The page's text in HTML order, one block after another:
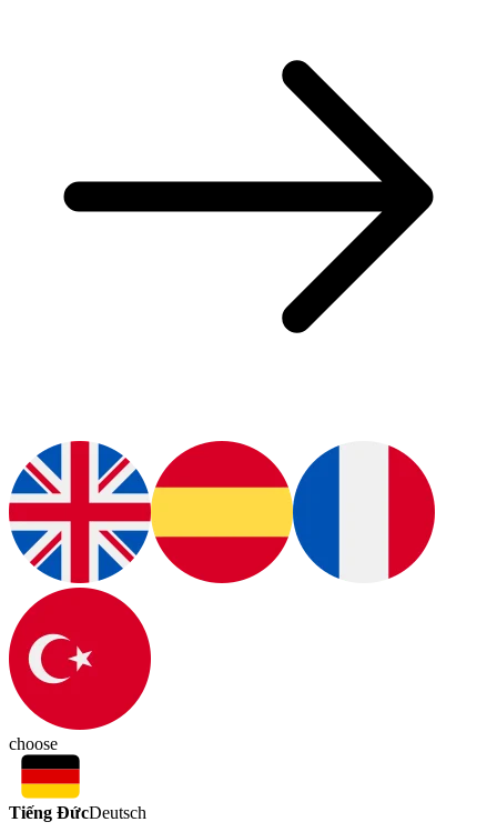
choose
Tiếng ĐứcDeutsch